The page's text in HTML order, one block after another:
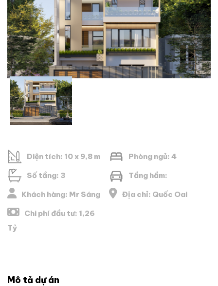
Diện tích: 10 x 9,8 m Phòng ngủ: 4
Số tầng: 3 Tầng hầm:
Khách hàng: Mr Sáng Địa chỉ: Quốc Oai
Chi phí đầu tư: 1,26
Tỷ
Mô tả dự án